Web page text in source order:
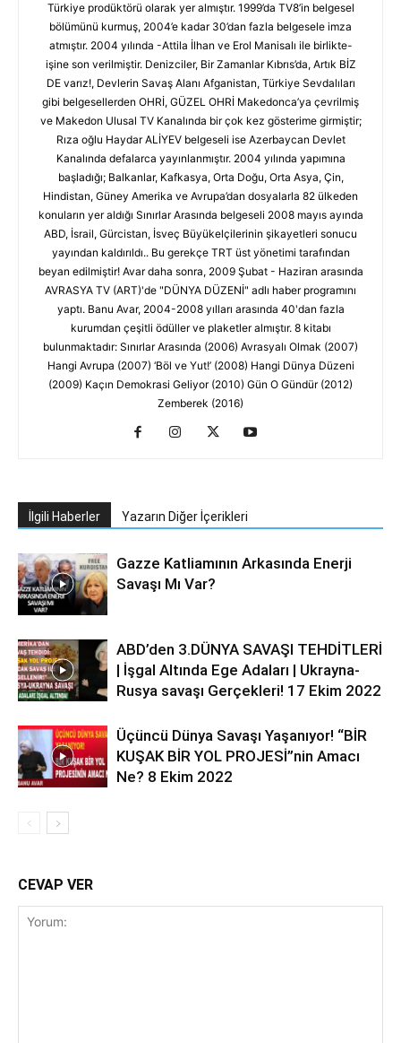
Türkiye prodüktörü olarak yer almıştır. 1999’da TV8’in belgesel
bölümünü kurmuş, 2004’e kadar 30’dan fazla belgesele imza
atmıştır. 2004 yılında -Attila İlhan ve Erol Manisalı ile birlikte-
işine son verilmiştir. Denizciler, Bir Zamanlar Kıbrıs’da, Artık BİZ
DE varız!, Devlerin Savaş Alanı Afganistan, Türkiye Sevdalıları
gibi belgesellerden OHRİ, GÜZEL OHRİ Makedonca’ya çevrilmiş
ve Makedon Ulusal TV Kanalında bir çok kez gösterime girmiştir;
Rıza oğlu Haydar ALİYEV belgeseli ise Azerbaycan Devlet
Kanalında defalarca yayınlanmıştır. 2004 yılında yapımına
başladığı; Balkanlar, Kafkasya, Orta Doğu, Orta Asya, Çin,
Hindistan, Güney Amerika ve Avrupa’dan dosyalarla 82 ülkeden
konuların yer aldığı Sınırlar Arasında belgeseli 2008 mayıs ayında
ABD, İsrail, Gürcistan, İsveç Büyükelçilerinin şikayetleri sonucu
yayından kaldırıldı.. Bu gerekçe TRT üst yönetimi tarafından
beyan edilmiştir! Avar daha sonra, 2009 Şubat - Haziran arasında
AVRASYA TV (ART)'de "DÜNYA DÜZENİ" adlı haber programını
yaptı. Banu Avar, 2004-2008 yılları arasında 40'dan fazla
kurumdan çeşitli ödüller ve plaketler almıştır. 8 kitabı
bulunmaktadır: Sınırlar Arasında (2006) Avrasyalı Olmak (2007)
Hangi Avrupa (2007) ‘Böl ve Yut!’ (2008) Hangi Dünya Düzeni
(2009) Kaçın Demokrasi Geliyor (2010) Gün O Gündür (2012)
Zemberek (2016)
İlgili Haberler Yazarın Diğer İçerikleri
Gazze Katliamının Arkasında Enerji
Savaşı Mı Var?
ABD’den 3.DÜNYA SAVAŞI TEHDİTLERİ
| İşgal Altında Ege Adaları | Ukrayna-
Rusya savaşı Gerçekleri! 17 Ekim 2022
Üçüncü Dünya Savaşı Yaşanıyor! “BİR
KUŞAK BİR YOL PROJESİ”nin Amacı
Ne? 8 Ekim 2022
CEVAP VER